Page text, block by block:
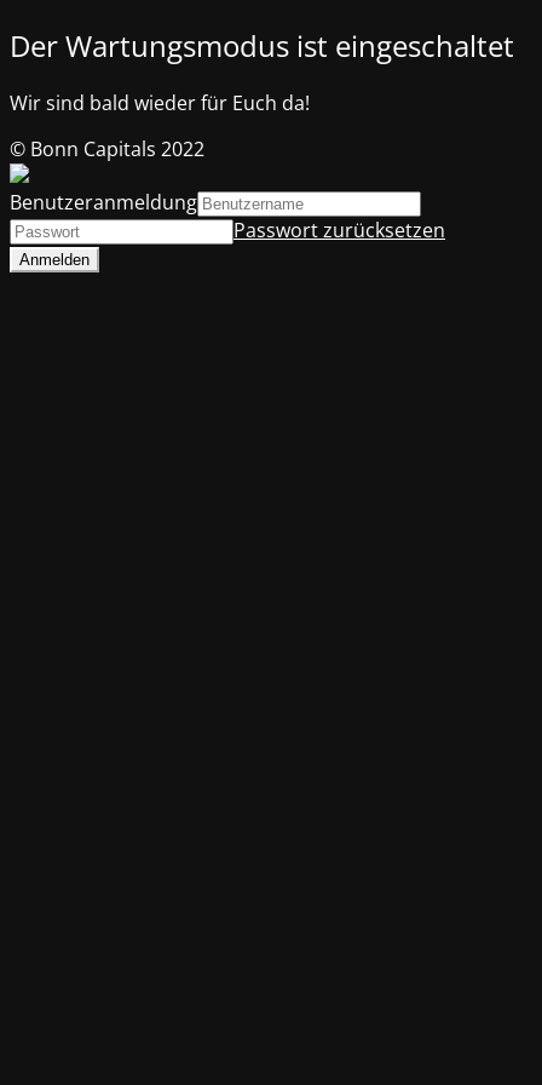
Der Wartungsmodus ist eingeschaltet
Wir sind bald wieder für Euch da!
© Bonn Capitals 2022
Benutzeranmeldung
Passwort zurücksetzen